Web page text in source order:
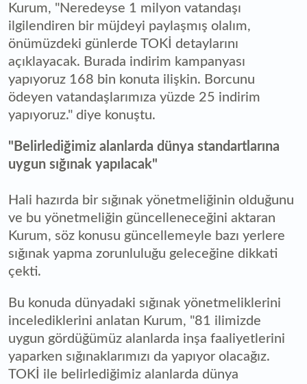
Kurum, "Neredeyse 1 milyon vatandaşı
ilgilendiren bir müjdeyi paylaşmış olalım,
önümüzdeki günlerde TOKİ detaylarını
açıklayacak. Burada indirim kampanyası
yapıyoruz 168 bin konuta ilişkin. Borcunu
ödeyen vatandaşlarımıza yüzde 25 indirim
yapıyoruz." diye konuştu.
"Belirlediğimiz alanlarda dünya standartlarına
uygun sığınak yapılacak"
Hali hazırda bir sığınak yönetmeliğinin olduğunu
ve bu yönetmeliğin güncelleneceğini aktaran
Kurum, söz konusu güncellemeyle bazı yerlere
sığınak yapma zorunluluğu geleceğine dikkati
çekti.
Bu konuda dünyadaki sığınak yönetmeliklerini
incelediklerini anlatan Kurum, "81 ilimizde
uygun gördüğümüz alanlarda inşa faaliyetlerini
yaparken sığınaklarımızı da yapıyor olacağız.
TOKİ ile belirlediğimiz alanlarda dünya